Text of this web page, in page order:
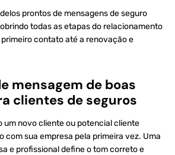
prontos de mensagens de seguro
todas as etapas do relacionamento
contato até a renovação e
mensagem de boas
clientes de seguros
um novo cliente ou potencial cliente
com sua empresa pela primeira vez. Uma
e profissional define o tom correto e